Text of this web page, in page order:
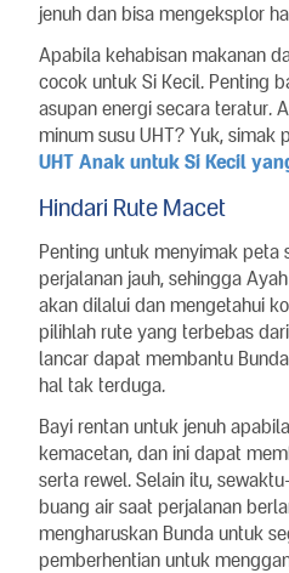
jenuh dan bisa mengeksplor
Apabila kehabisan makanan
cocok untuk Si Kecil. Penting
asupan energi secara teratur.
minum susu UHT? Yuk, simak
UHT Anak untuk Si Kecil
Hindari Rute Macet
Penting untuk menyimak peta
perjalanan jauh, sehingga
akan dilalui dan mengetahui
pilihlah rute yang terbebas
lancar dapat membantu
hal tak terduga.
Bayi rentan untuk jenuh
kemacetan, dan ini dapat
serta rewel. Selain itu,
buang air saat perjalanan
mengharuskan Bunda untuk
pemberhentian untuk